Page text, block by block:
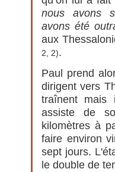
nous avons
avons été
aux
2, 2).
Paul prend
dirigent vers
traînent mais
assiste de
kilomètres à
faire environ
sept jours.
le double de